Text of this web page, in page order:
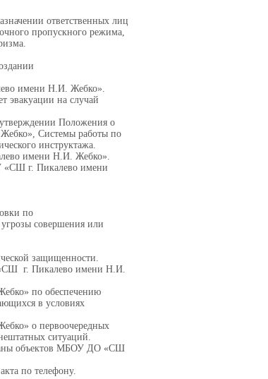
ответственных лиц
пропускного режима,
имени Н.И. Жебко».
эвакуации на случай
Положения о
Системы работы по
инструктажа.
имени Н.И. Жебко».
«СШ г. Пикалево имени
по
совершения или
защищенности.
г. Пикалево имени Н.И.
по обеспечению
в условиях
о первоочередных
ситуаций.
объектов МБОУ ДО «СШ
по телефону.